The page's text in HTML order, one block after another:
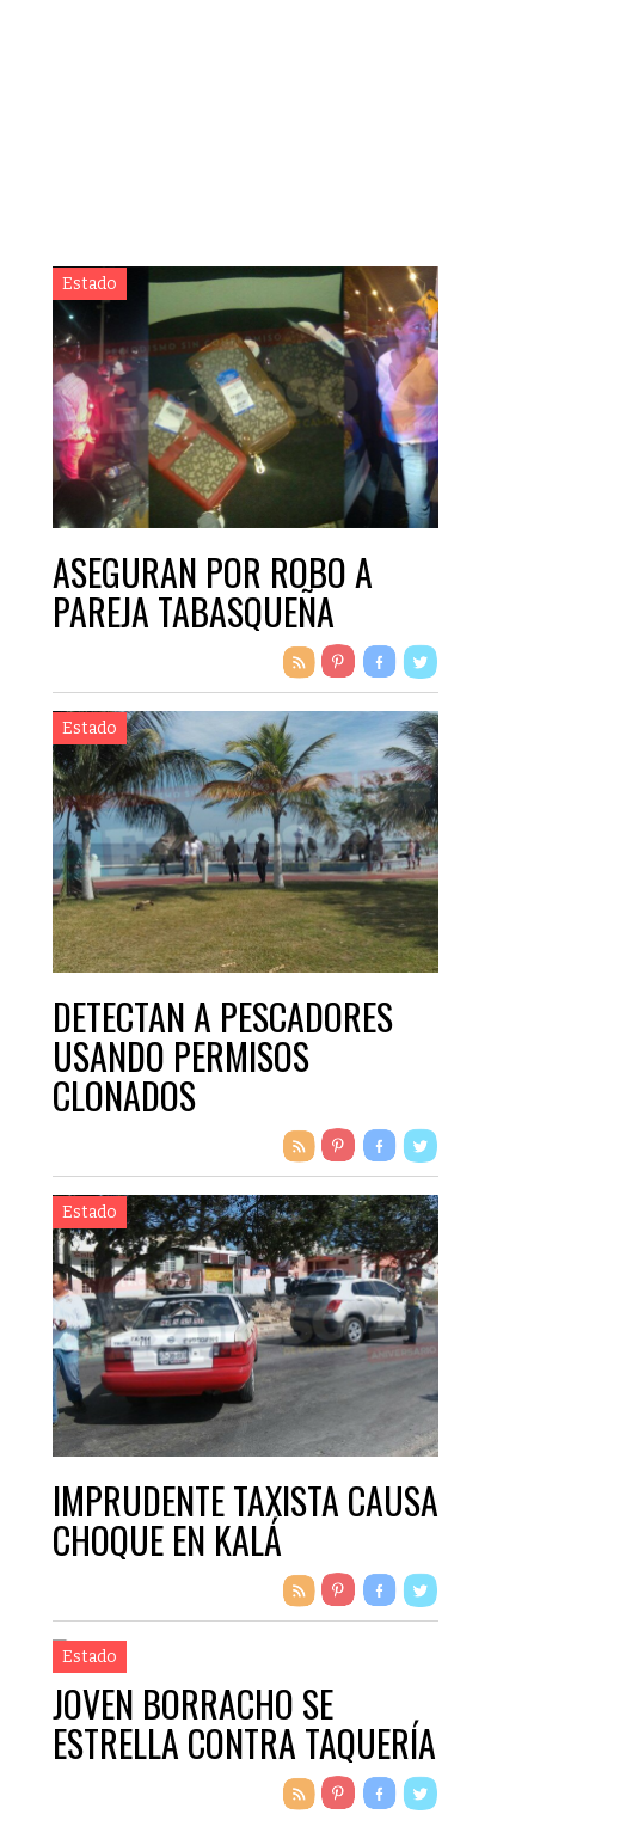
Estado
ASEGURAN POR ROBO A
PAREJA TABASQUEÑA
Estado
DETECTAN A PESCADORES
USANDO PERMISOS
CLONADOS
Estado
IMPRUDENTE TAXISTA CAUSA
CHOQUE EN KALÁ
Estado
JOVEN BORRACHO SE
ESTRELLA CONTRA TAQUERÍA